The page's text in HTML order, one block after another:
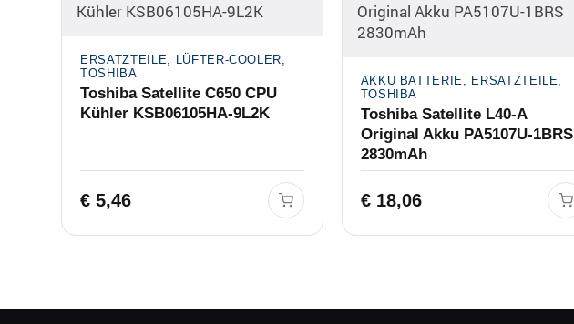
ERSATZTEILE, LÜFTER-COOLER,
TOSHIBA
Toshiba Satellite C650 CPU
Kühler KSB06105HA-9L2K
€ 5,46
AKKU BATTERIE, ERSATZTEILE,
TOSHIBA
Toshiba Satellite L40-A
Original Akku PA5107U-1BRS
2830mAh
€18,06